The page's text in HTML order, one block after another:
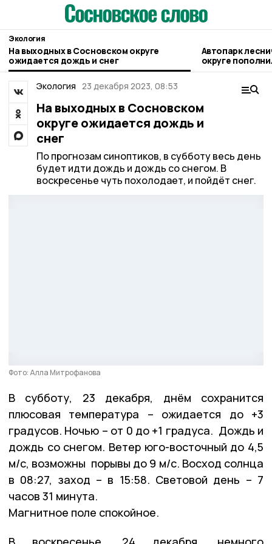
Экология
На выходных в Сосновском округе
ожидается дождь и снег
Автопарк
округе
Экология 23 декабря 2023, 08:53
На выходных в Сосновском
округе ожидается дождь и
снег
По прогнозам синоптиков, в субботу весь день
будет идти дождь и дождь со снегом. В
воскресенье чуть похолодает, и пойдёт снег.
Фото: Алла Митрофанова
В субботу, 23 декабря, днём сохранится
плюсовая температура – ожидается до +3
градусов. Ночью – от 0 до +1 градуса. Дождь и
дождь со снегом. Ветер юго-восточный до 4,5
м/с, возможны порывы до 9 м/с. Восход солнца
в 08:27, заход – в 15:58. Световой день – 7
часов 31 минута.
Магнитное поле спокойное.